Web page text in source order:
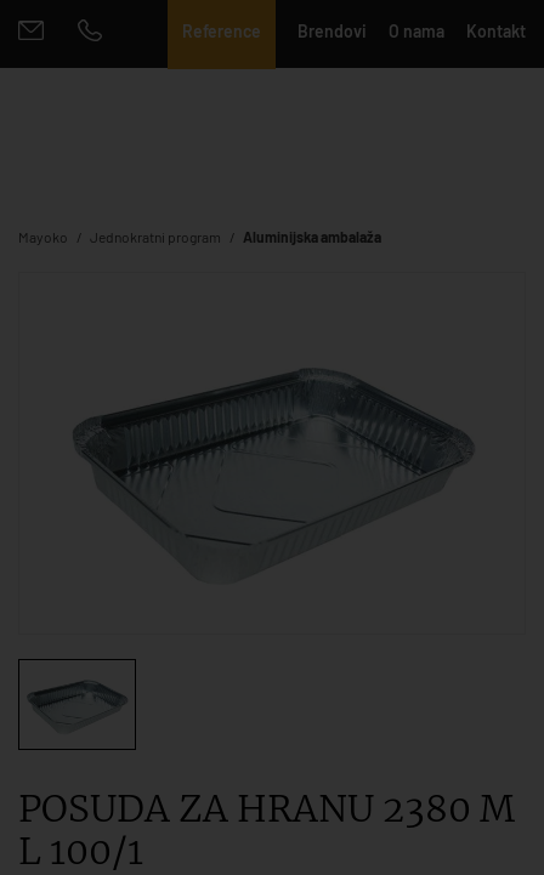
Reference Brendovi O nama Kontakt
Mayoko Jednokratni program Aluminijska ambalaža
POSUDA ZA HRANU 2380 M
L 100/1